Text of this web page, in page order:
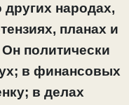
народах,
планах и
политически
в финансовых
в делах